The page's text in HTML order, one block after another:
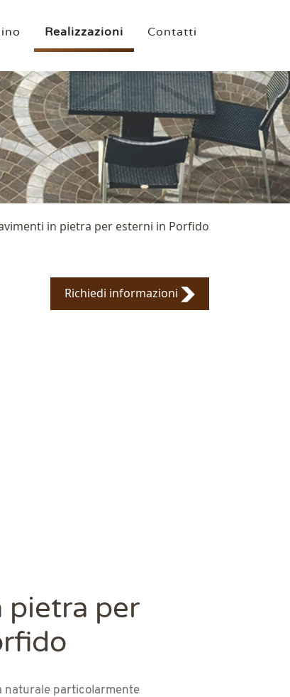
Realizzazioni Contatti
in pietra per esterni in Porfido
Richiedi informazioni
pietra per
naturale particolarmente